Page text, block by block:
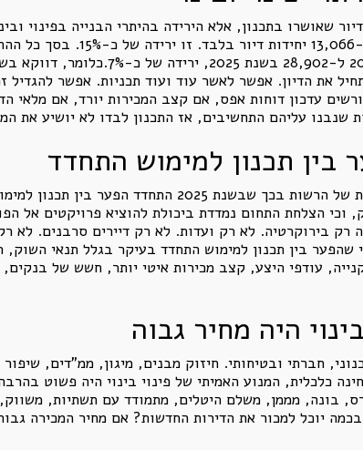
דיור בפינוי ובינוי. בשנת
ירידה מ-31,221 יחידות דיור בהיתרים
את הדיון. אפשר לאשר עוד ועוד תכניות. אפשר להגדיל
עדכון דוחות אפס, אם קצב המכירות יורד, אם מלאי
שנבנו עליהם התחשיבים, אז התכנון לבדו לא יושיע את
תכנון למימוש התחדד
הנקודה החשובה ביותר בדו"ח היא הודאה רשמית של
הצלחת התחום נמדדת ביכולת להוציא פרויקטים אל
בירוקרטיה. לא רק ועדות. לא רק דיירים סרבנים. לא
בין תכנון למימוש התחדד בעיקר בגלל תנאי
עודפי היצע, קצב מכירות איטי יותר, חשש של בנקים,
היה מחיר גבוה
חברתי ובטיחותי. חיזוק מבנים, מיגון, ממ"דים,
כלכלית, המנוע האמיתי של פינוי בינוי היה פשוט
בונה, מממן, משלם היטלים, מתמודד עם תשתיות,
יוכל למכור את הדירות החדשות? אם מחיר המכירה